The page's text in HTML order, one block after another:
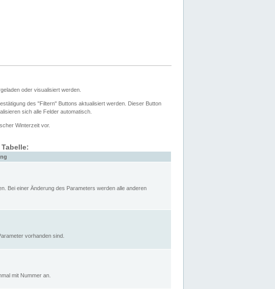
oder visualisiert werden.
des "Filtern" Buttons aktualisiert werden. Dieser Button
sich alle Felder automatisch.
Winterzeit vor.
Bei einer Änderung des Parameters werden alle anderen
vorhanden sind.
mit Nummer an.